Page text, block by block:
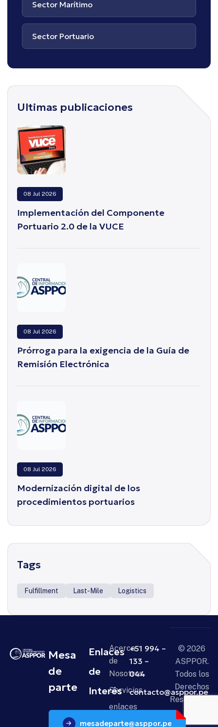
Sector Marítimo
Sector Portuario
Ultimas publicaciones
08 Jul 2026
Implementación del Componente
Portuario 2.0 de la VUCE
08 Jul 2026
Prórroga para la exigencia de la Guía de
Remisión Electrónica
08 Jul 2026
Modernización digital de los
procedimientos portuarios
Tags
Fulfillment Last-Mile Logistics
Mesa
de
parte
mesadeparte@asppor.pe
Enlaces
de
Interés
Acerca
de
Nosotros
Servicios
enlaces
Noticias
+51 994 –
133 –
044
contacto@asppor.pe
© 2026
ASPPOR.
Todos los
Derechos
Reservados.